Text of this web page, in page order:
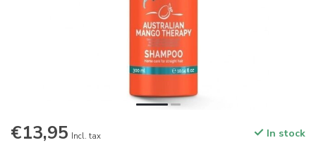
€13,95 Incl. tax In stock